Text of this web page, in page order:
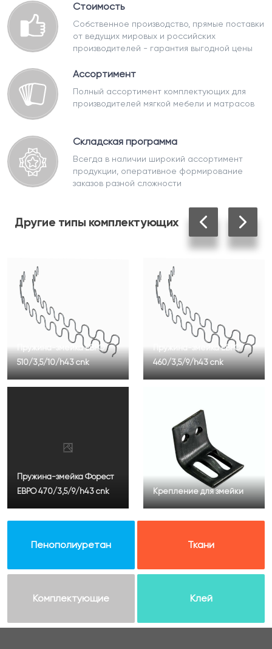
Стоимость
Собственное производство, прямые поставки
от ведущих мировых и российских
производителей - гарантия выгодной цены
Ассортимент
Полный ассортимент комплектующих для
производителей мягкой мебели и матрасов
Складская программа
Всегда в наличии широкий ассортимент
продукции, оперативное формирование
заказов разной сложности
Другие типы комплектующих
Пружина-змейка ЕВРО
510/3,5/10/h43 cnk
Пружина-змейка Форест
ЕВРО 470/3,5/9/h43 cnk
Пружина-змейка ЕВРО
460/3,5/9/h43 cnk
Крепление для змейки
Пенополиуретан Ткани
Комплектующие Клей